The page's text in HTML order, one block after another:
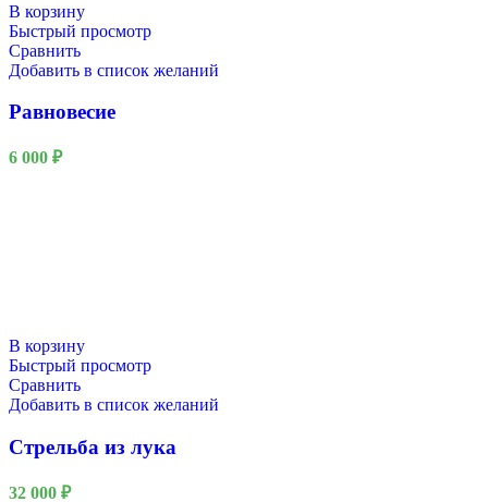
В корзину
Быстрый просмотр
Сравнить
Добавить в список желаний
Равновесие
6 000 ₽
В корзину
Быстрый просмотр
Сравнить
Добавить в список желаний
Стрельба из лука
32 000 ₽